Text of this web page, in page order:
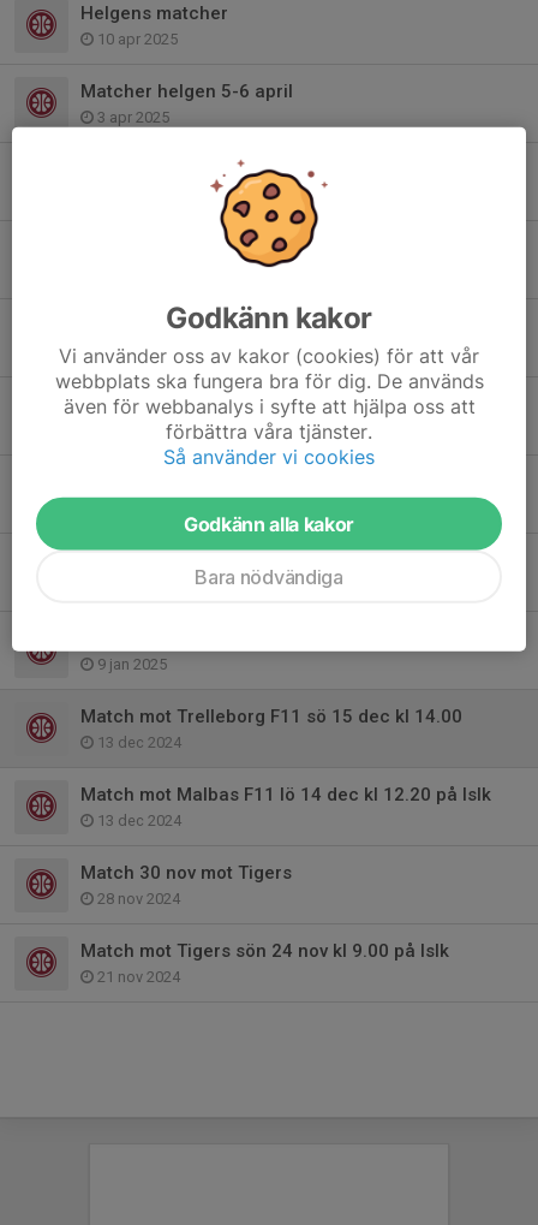
Helgens matcher
10 apr 2025
Matcher helgen 5-6 april
3 apr 2025
Lördagens matcher
Helgens Matcher F13/F12/F11, U13 och U15
Helgens Matcher 8 Mars U15 och U13
7 mar 2025
Ingen lagträning på sportlovet
13 feb 2025
9 jan 2025
Match mot Trelleborg F11 sö 15 dec kl 14.00
13 dec 2024
Match mot Malbas F11 lö 14 dec kl 12.20 på Islk
13 dec 2024
Match 30 nov mot Tigers
28 nov 2024
Match mot Tigers sön 24 nov kl 9.00 på Islk
21 nov 2024
Godkänn kakor
Vi använder oss av kakor (cookies) för att vår
webbplats ska fungera bra för dig. De används
även för webbanalys i syfte att hjälpa oss att
förbättra våra tjänster.
Så använder vi cookies
Godkänn alla kakor
Bara nödvändiga